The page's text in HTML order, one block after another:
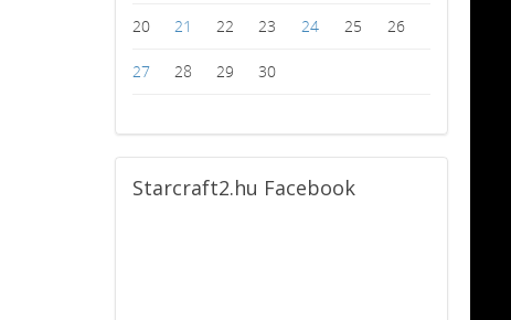
20 21 22 23 24 25 26
27 28 29 30
Starcraft2.hu Facebook